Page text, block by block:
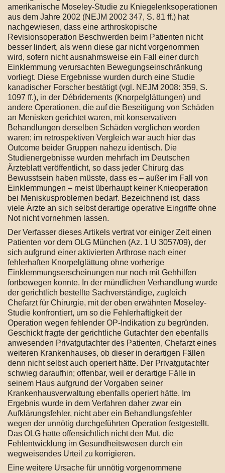
amerikanische Moseley-Studie zu Kniegelenksoperationen
aus dem Jahre 2002 (NEJM 2002 347, S. 81 ff.) hat
nachgewiesen, dass eine arthroskopische
Revisionsoperation Beschwerden beim Patienten nicht
besser lindert, als wenn diese gar nicht vorgenommen
wird, sofern nicht ausnahmsweise ein Fall einer durch
Einklemmung verursachten Bewegungseinschränkung
vorliegt. Diese Ergebnisse wurden durch eine Studie
kanadischer Forscher bestätigt (vgl. NEJM 2008: 359, S.
1097 ff.), in der Débridements (Knorpelglättungen) und
andere Operationen, die auf die Beseitigung von Schäden
an Menisken gerichtet waren, mit konservativen
Behandlungen derselben Schäden verglichen worden
waren; im retrospektiven Vergleich war auch hier das
Outcome beider Gruppen nahezu identisch. Die
Studienergebnisse wurden mehrfach im Deutschen
Ärzteblatt veröffentlicht, so dass jeder Chirurg das
Bewusstsein haben müsste, dass es – außer im Fall von
Einklemmungen – meist überhaupt keiner Knieoperation
bei Meniskusproblemen bedarf. Bezeichnend ist, dass
viele Ärzte an sich selbst derartige operative Eingriffe ohne
Not nicht vornehmen lassen.
Der Verfasser dieses Artikels vertrat vor einiger Zeit einen
Patienten vor dem OLG München (Az. 1 U 3057/09), der
sich aufgrund einer aktivierten Arthrose nach einer
fehlerhaften Knorpelglättung ohne vorherige
Einklemmungserscheinungen nur noch mit Gehhilfen
fortbewegen konnte. In der mündlichen Verhandlung wurde
der gerichtlich bestellte Sachverständige, zugleich
Chefarzt für Chirurgie, mit der oben erwähnten Moseley-
Studie konfrontiert, um so die Fehlerhaftigkeit der
Operation wegen fehlender OP-Indikation zu begründen.
Geschickt fragte der gerichtliche Gutachter den ebenfalls
anwesenden Privatgutachter des Patienten, Chefarzt eines
weiteren Krankenhauses, ob dieser in derartigen Fällen
denn nicht selbst auch operiert hätte. Der Privatgutachter
schwieg daraufhin; offenbar, weil er derartige Fälle in
seinem Haus aufgrund der Vorgaben seiner
Krankenhausverwaltung ebenfalls operiert hätte. Im
Ergebnis wurde in dem Verfahren daher zwar ein
Aufklärungsfehler, nicht aber ein Behandlungsfehler
wegen der unnötig durchgeführten Operation festgestellt.
Das OLG hatte offensichtlich nicht den Mut, die
Fehlentwicklung im Gesundheitswesen durch ein
wegweisendes Urteil zu korrigieren.
Eine weitere Ursache für unnötig vorgenommene